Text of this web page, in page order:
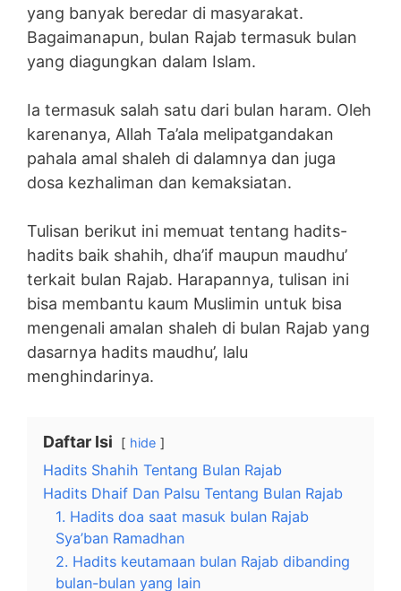
yang banyak beredar di masyarakat.
Bagaimanapun, bulan Rajab termasuk bulan
yang diagungkan dalam Islam.
Ia termasuk salah satu dari bulan haram. Oleh
karenanya, Allah Ta’ala melipatgandakan
pahala amal shaleh di dalamnya dan juga
dosa kezhaliman dan kemaksiatan.
Tulisan berikut ini memuat tentang hadits-
hadits baik shahih, dha’if maupun maudhu’
terkait bulan Rajab. Harapannya, tulisan ini
bisa membantu kaum Muslimin untuk bisa
mengenali amalan shaleh di bulan Rajab yang
dasarnya hadits maudhu’, lalu
menghindarinya.
Daftar Isi hide
Hadits Shahih Tentang Bulan Rajab
Hadits Dhaif Dan Palsu Tentang Bulan Rajab
1. Hadits doa saat masuk bulan Rajab
Sya’ban Ramadhan
2. Hadits keutamaan bulan Rajab dibanding
bulan-bulan yang lain